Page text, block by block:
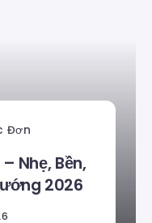
Đơn
Nhẹ, Bền,
2026